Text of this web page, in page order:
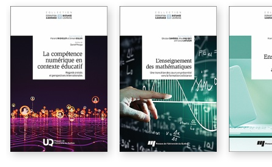
Bibliographie
Chapitre 1 –
pédagonumérique :
du numérique dans
Chapitre 2 –
leadership partagé
PARTIE B –
interordre
Chapitre 3 –
méthode du portrait :
développement